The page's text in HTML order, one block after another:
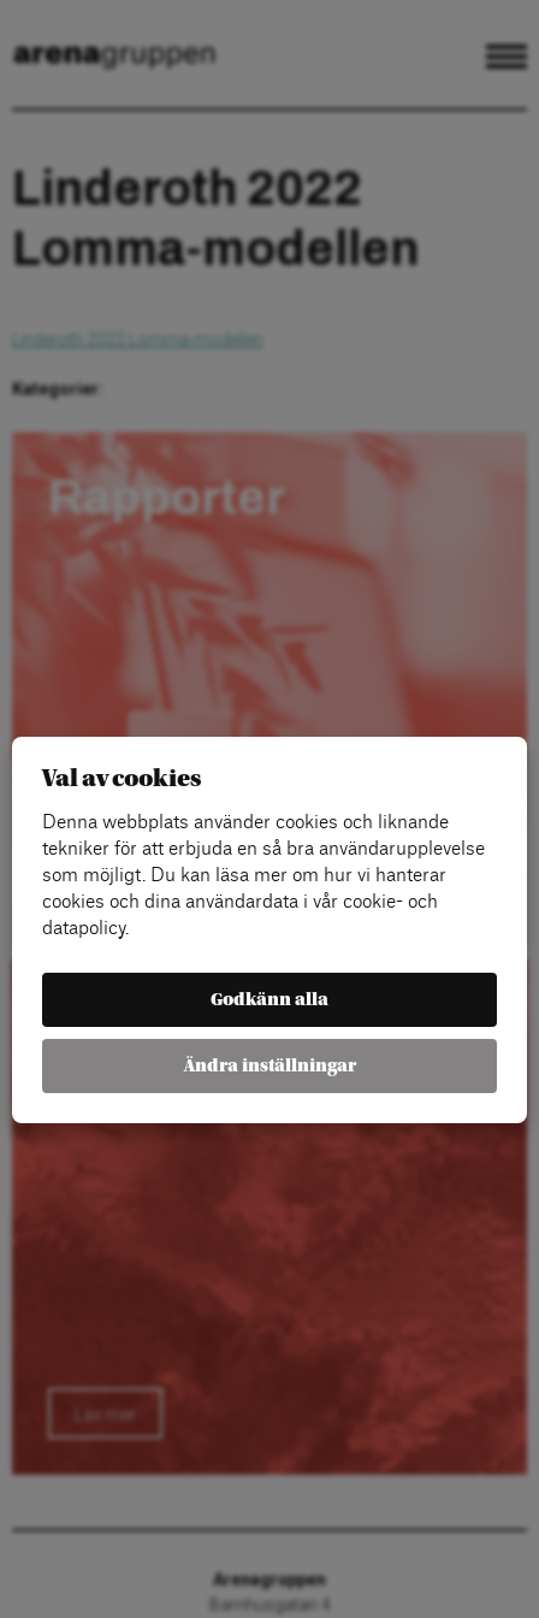
Linderoth 2022
Lomma-modellen
Linderoth 2022 Lomma-modellen
Kategorier:
Rapporter
Läs mer
Kalender
Läs mer
Arenagruppen
Barnhusgatan 4
Val av cookies
Denna webbplats använder cookies och liknande
tekniker för att erbjuda en så bra användarupplevelse
som möjligt. Du kan läsa mer om hur vi hanterar
cookies och dina användardata i vår cookie- och
datapolicy.
Godkänn alla
Ändra inställningar